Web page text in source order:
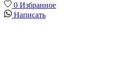
0 Избранное
Написать